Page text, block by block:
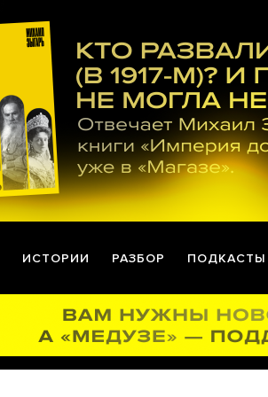
ИСТОРИИ РАЗБОР ПОДКАСТЫ